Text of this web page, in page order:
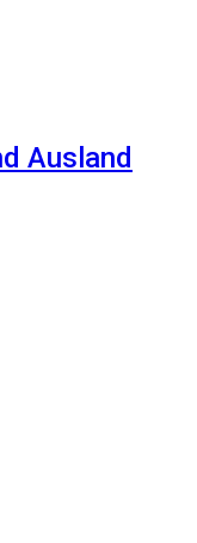
Ausland